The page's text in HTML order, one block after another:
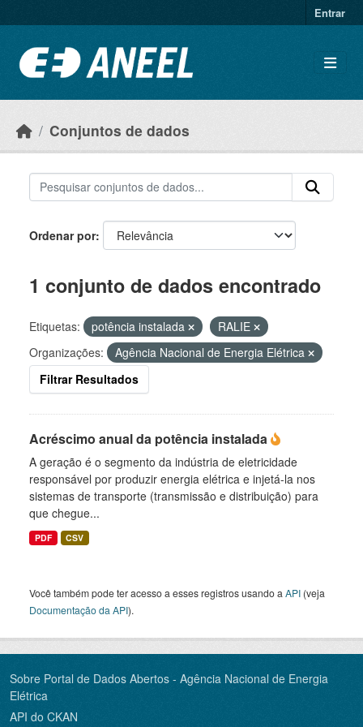
Entrar
Conjuntos de dados
Ordenar por
1 conjunto de dados encontrado
Etiquetas: potência instalada
RALIE
Organizações:
Agência Nacional de Energia Elétrica
Filtrar Resultados
Acréscimo anual da potência instalada
A geração é o segmento da indústria de eletricidade
responsável por produzir energia elétrica e injetá-la nos
sistemas de transporte (transmissão e distribuição) para
que chegue...
PDF CSV
Você também pode ter acesso a esses registros usando a API (veja
Documentação da API).
Sobre Portal de Dados Abertos - Agência Nacional de Energia
Elétrica
API do CKAN